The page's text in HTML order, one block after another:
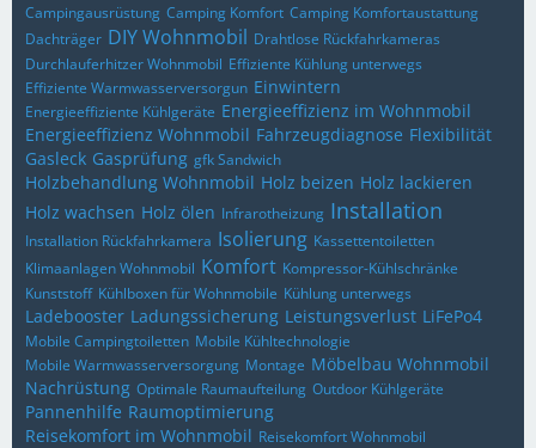
Campingausrüstung Camping Komfort Camping Komfortaustattung
Dachträger DIY Wohnmobil Drahtlose Rückfahrkameras
Durchlauferhitzer Wohnmobil Effiziente Kühlung unterwegs
Effiziente Warmwasserversorgun Einwintern
Energieeffiziente Kühlgeräte Energieeffizienz im Wohnmobil
Energieeffizienz Wohnmobil Fahrzeugdiagnose Flexibilität
Gasleck Gasprüfung gfk Sandwich
Holzbehandlung Wohnmobil Holz beizen Holz lackieren
Holz wachsen Holz ölen Infrarotheizung Installation
Installation Rückfahrkamera Isolierung Kassettentoiletten
Klimaanlagen Wohnmobil Komfort Kompressor-Kühlschränke
Kunststoff Kühlboxen für Wohnmobile Kühlung unterwegs
Ladebooster Ladungssicherung Leistungsverlust LiFePo4
Mobile Campingtoiletten Mobile Kühltechnologie
Mobile Warmwasserversorgung Montage Möbelbau Wohnmobil
Nachrüstung Optimale Raumaufteilung Outdoor Kühlgeräte
Pannenhilfe Raumoptimierung
Reisekomfort im Wohnmobil Reisekomfort Wohnmobil